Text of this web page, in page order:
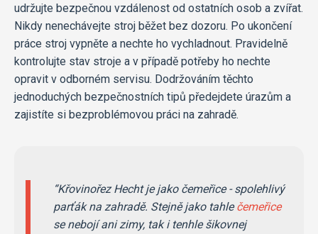
udržujte bezpečnou vzdálenost od ostatních osob a zvířat.
Nikdy nenechávejte stroj běžet bez dozoru. Po ukončení
práce stroj vypněte a nechte ho vychladnout. Pravidelně
kontrolujte stav stroje a v případě potřeby ho nechte
opravit v odborném servisu. Dodržováním těchto
jednoduchých bezpečnostních tipů předejdete úrazům a
zajistíte si bezproblémovou práci na zahradě.
Křovinořez Hecht je jako čemeřice - spolehlivý
parťák na zahradě. Stejně jako tahlečemeřice
se nebojí ani zimy, tak i tenhle šikovnej